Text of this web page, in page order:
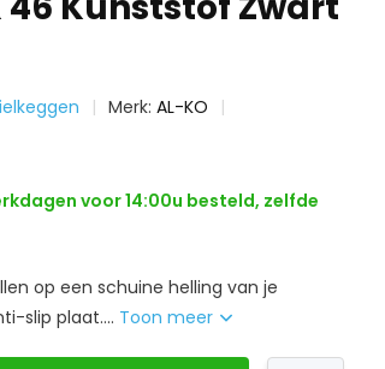
Merk:AL-KO
voor 14:00u besteld, zelfde
op een schuine helling van je
slip plaat.... Toon meer